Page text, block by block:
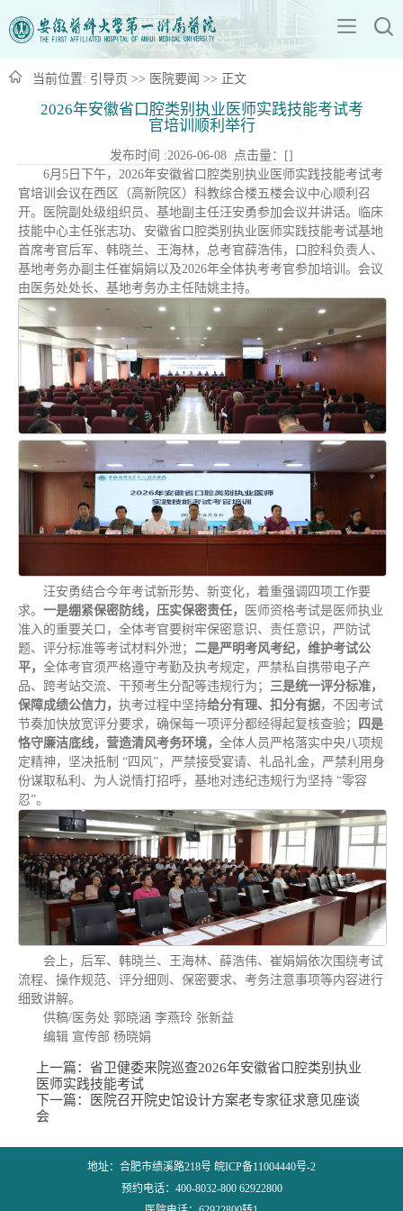
当前位置: 引导页 >> 医院要闻 >> 正文
2026年安徽省口腔类别执业医师实践技能考试考
官培训顺利举行
发布时间 :2026-06-08 点击量：[]
6月5日下午，2026年安徽省口腔类别执业医师实践技能考试考
官培训会议在西区（高新院区）科教综合楼五楼会议中心顺利召
开。医院副处级组织员、基地副主任汪安勇参加会议并讲话。临床
技能中心主任张志功、安徽省口腔类别执业医师实践技能考试基地
首席考官后军、韩晓兰、王海林，总考官薛浩伟，口腔科负责人、
基地考务办副主任崔娟娟以及2026年全体执考考官参加培训。会议
由医务处处长、基地考务办主任陆姚主持。
汪安勇结合今年考试新形势、新变化，着重强调四项工作要
求。 一是绷紧保密防线，压实保密责任，
医师资格考试是医师执业
准入的重要关口，全体考官要树牢保密意识、责任意识，严防试
题、评分标准等考试材料外泄； 二是严明考风考纪，维护考试公
平， 全体考官须严格遵守考勤及执考规定，严禁私自携带电子产
品、跨考站交流、干预考生分配等违规行为； 三是统一评分标准，
保障成绩公信力， 执考过程中坚持给分有理、扣分有据，不因考试
节奏加快放宽评分要求，确保每一项评分都经得起复核查验；
四是
恪守廉洁底线，营造清风考务环境， 全体人员严格落实中央八项规
定精神，坚决抵制 “四风”，严禁接受宴请、礼品礼金，严禁利用身
份谋取私利、为人说情打招呼，基地对违纪违规行为坚持 “零容
忍”。
会上，后军、韩晓兰、王海林、薛浩伟、崔娟娟依次围绕考试
流程、操作规范、评分细则、保密要求、考务注意事项等内容进行
细致讲解。
供稿/医务处 郭晓涵 李燕玲 张新益
编辑 宣传部 杨晓娟
上一篇： 省卫健委来院巡查2026年安徽省口腔类别执业
医师实践技能考试
下一篇：
医院召开院史馆设计方案老专家征求意见座谈
会
地址：合肥市绩溪路218号 皖ICP备11004440号-2
预约电话：400-8032-800 62922800